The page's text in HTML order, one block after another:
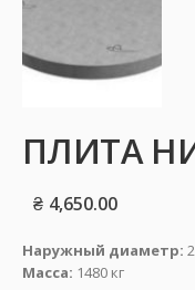
ПЛИТА
₴ 4,650.00
Наружный диаметр:
Масса: 1480 кг